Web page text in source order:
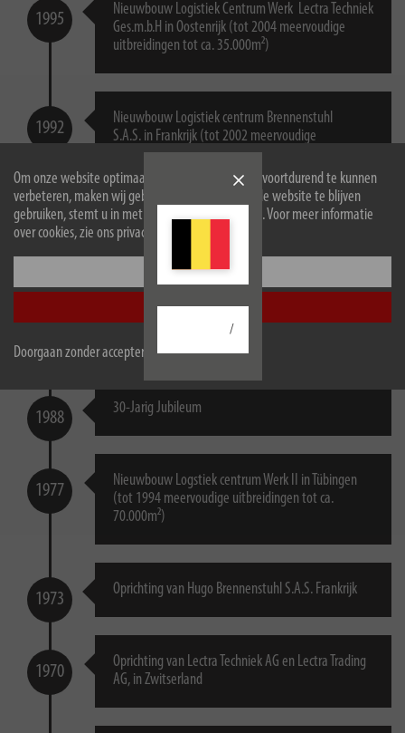
Om onze website optimaal voor u in te richten en voortdurend te kunnen
verbeteren, maken wij gebruik van cookies. Door de website te blijven
gebruiken, stemt u in met het gebruik van cookies. Voor meer informatie
over cookies, zie ons privacybeleid.
Configureer
Accepteer alle
Doorgaan zonder accepteren
/
1995
Nieuwbouw Logistiek Centrum Werk Lectra Techniek
Ges.m.b.H in Oostenrijk (tot 2004 meervoudige
uitbreidingen tot ca. 35.000m²)
1992
Nieuwbouw Logistiek centrum Brennenstuhl
S.A.S. in Frankrijk (tot 2002 meervoudige
uitbreidingen tot ca. 51.000m²)
1991
Nieuwbouw Logistiek centrum Werk Lectra Techniek
AG / Lectra Trading AG in Zwitserland
1988
1988
30-Jarig Jubileum
1977
Nieuwbouw Logstiek centrum Werk II in Tübingen
(tot 1994 meervoudige uitbreidingen tot ca.
70.000m²)
1973
Oprichting van Hugo Brennenstuhl S.A.S. Frankrijk
1970
Oprichting van Lectra Techniek AG en Lectra Trading
AG, in Zwitserland